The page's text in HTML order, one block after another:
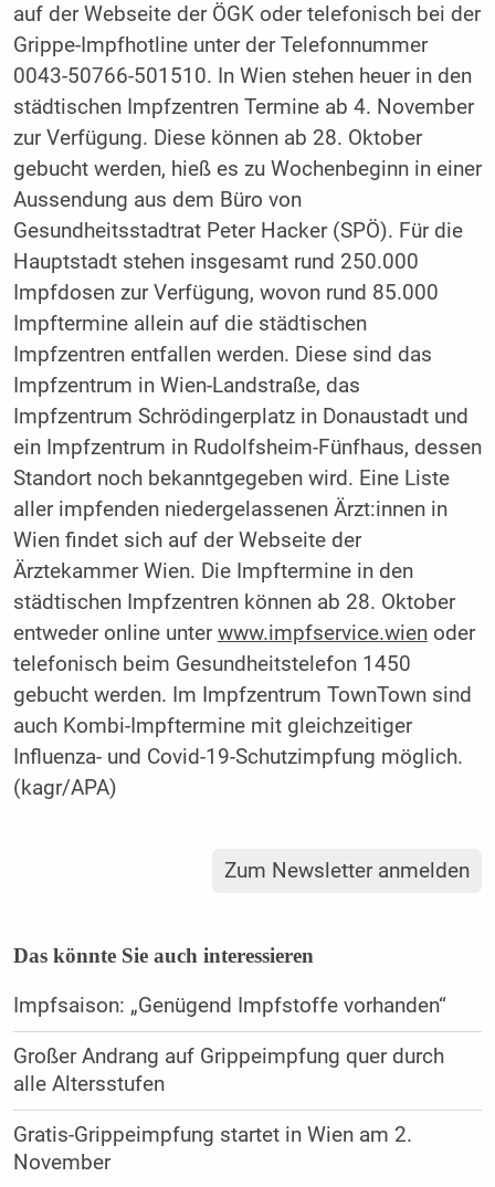
auf der Webseite der ÖGK oder telefonisch bei der
Grippe-Impfhotline unter der Telefonnummer
0043-50766-501510. In Wien stehen heuer in den
städtischen Impfzentren Termine ab 4. November
zur Verfügung. Diese können ab 28. Oktober
gebucht werden, hieß es zu Wochenbeginn in einer
Aussendung aus dem Büro von
Gesundheitsstadtrat Peter Hacker (SPÖ). Für die
Hauptstadt stehen insgesamt rund 250.000
Impfdosen zur Verfügung, wovon rund 85.000
Impftermine allein auf die städtischen
Impfzentren entfallen werden. Diese sind das
Impfzentrum in Wien-Landstraße, das
Impfzentrum Schrödingerplatz in Donaustadt und
ein Impfzentrum in Rudolfsheim-Fünfhaus, dessen
Standort noch bekanntgegeben wird. Eine Liste
aller impfenden niedergelassenen Ärzt:innen in
Wien findet sich auf der Webseite der
Ärztekammer Wien. Die Impftermine in den
städtischen Impfzentren können ab 28. Oktober
entweder online unterwww.impfservice.wienoder
telefonisch beim Gesundheitstelefon 1450
gebucht werden. Im Impfzentrum TownTown sind
auch Kombi-Impftermine mit gleichzeitiger
Influenza- und Covid-19-Schutzimpfung möglich.
(kagr/APA)
Zum Newsletter anmelden
Das könnte Sie auch interessieren
Impfsaison: „Genügend Impfstoffe vorhanden“
Großer Andrang auf Grippeimpfung quer durch
alle Altersstufen
Gratis-Grippeimpfung startet in Wien am 2.
November